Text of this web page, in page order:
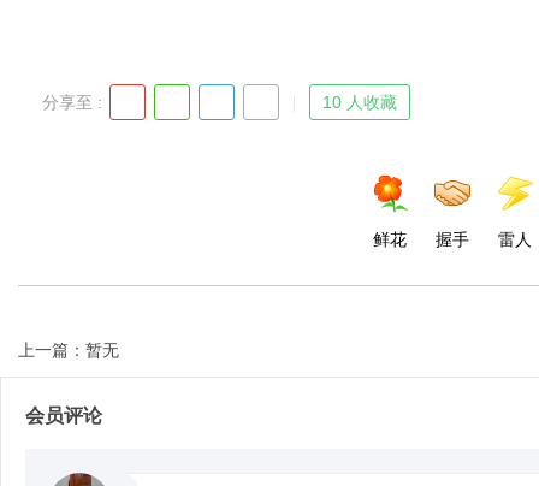
分享至 : 10 人收藏
鲜花 握手 雷人
上一篇：暂无
会员评论